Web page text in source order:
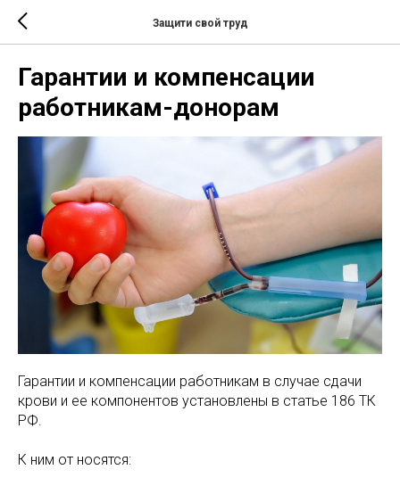
Защити свой труд
Гарантии и компенсации
работникам-донорам
Гарантии и компенсации работникам в случае сдачи
крови и ее компонентов установлены в статье 186 ТК
РФ.
К ним от носятся: